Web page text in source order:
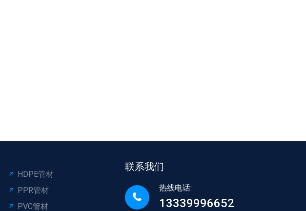
HDPE管材
PPR管材
PVC管材
联系我们
热线电话:
13339996652